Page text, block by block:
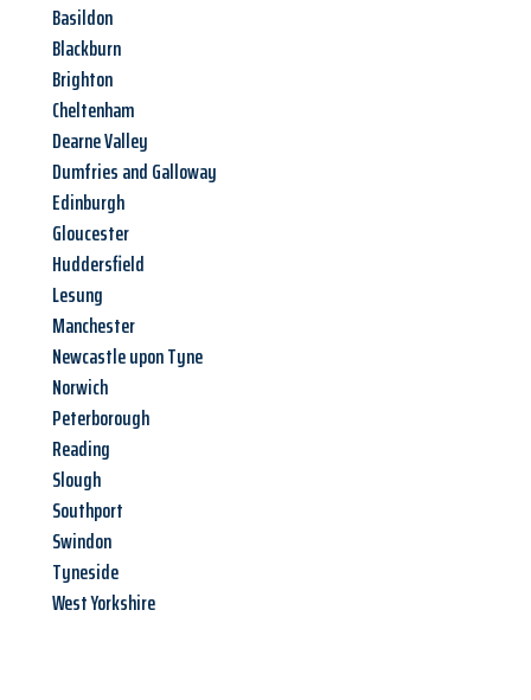
Basildon
Blackburn
Brighton
Cheltenham
Dearne Valley
Dumfries and Galloway
Edinburgh
Gloucester
Huddersfield
Lesung
Manchester
Newcastle upon Tyne
Norwich
Peterborough
Reading
Slough
Southport
Swindon
Tyneside
West Yorkshire